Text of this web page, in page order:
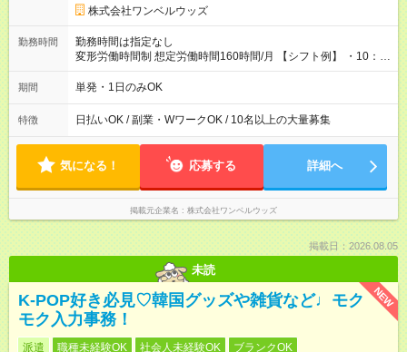
株式会社ワンベルウッズ
勤務時間
勤務時間は指定なし
変形労働時間制 想定労働時間160時間/月 【シフト例】 ・10：
00～20：00
期間 単発・1日のみOK
特徴 日払いOK / 副業・WワークOK / 10名以上の大量募集
気になる！ 応募する 詳細へ
掲載元企業名 株式会社ワンベルウッズ
掲載日：2026.08.05
未読
NEW
K-POP好き必見♡韓国グッズや雑貨など♩モク
モク入力事務！
派遣 職種未経験OK 社会人未経験OK
ブランクOK